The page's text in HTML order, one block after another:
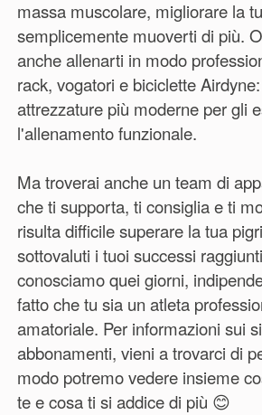
massa muscolare, migliorare la
semplicemente muoverti di più.
anche allenarti in modo
rack, vogatori e biciclette
attrezzature più moderne per gli
l'allenamento funzionale.
Ma troverai anche un team di
che ti supporta, ti consiglia e ti
risulta difficile superare la tua
sottovaluti i tuoi successi
conosciamo quei giorni,
fatto che tu sia un atleta
amatoriale. Per informazioni sui
abbonamenti, vieni a trovarci di
modo potremo vedere insieme
te e cosa ti si addice di più 😊